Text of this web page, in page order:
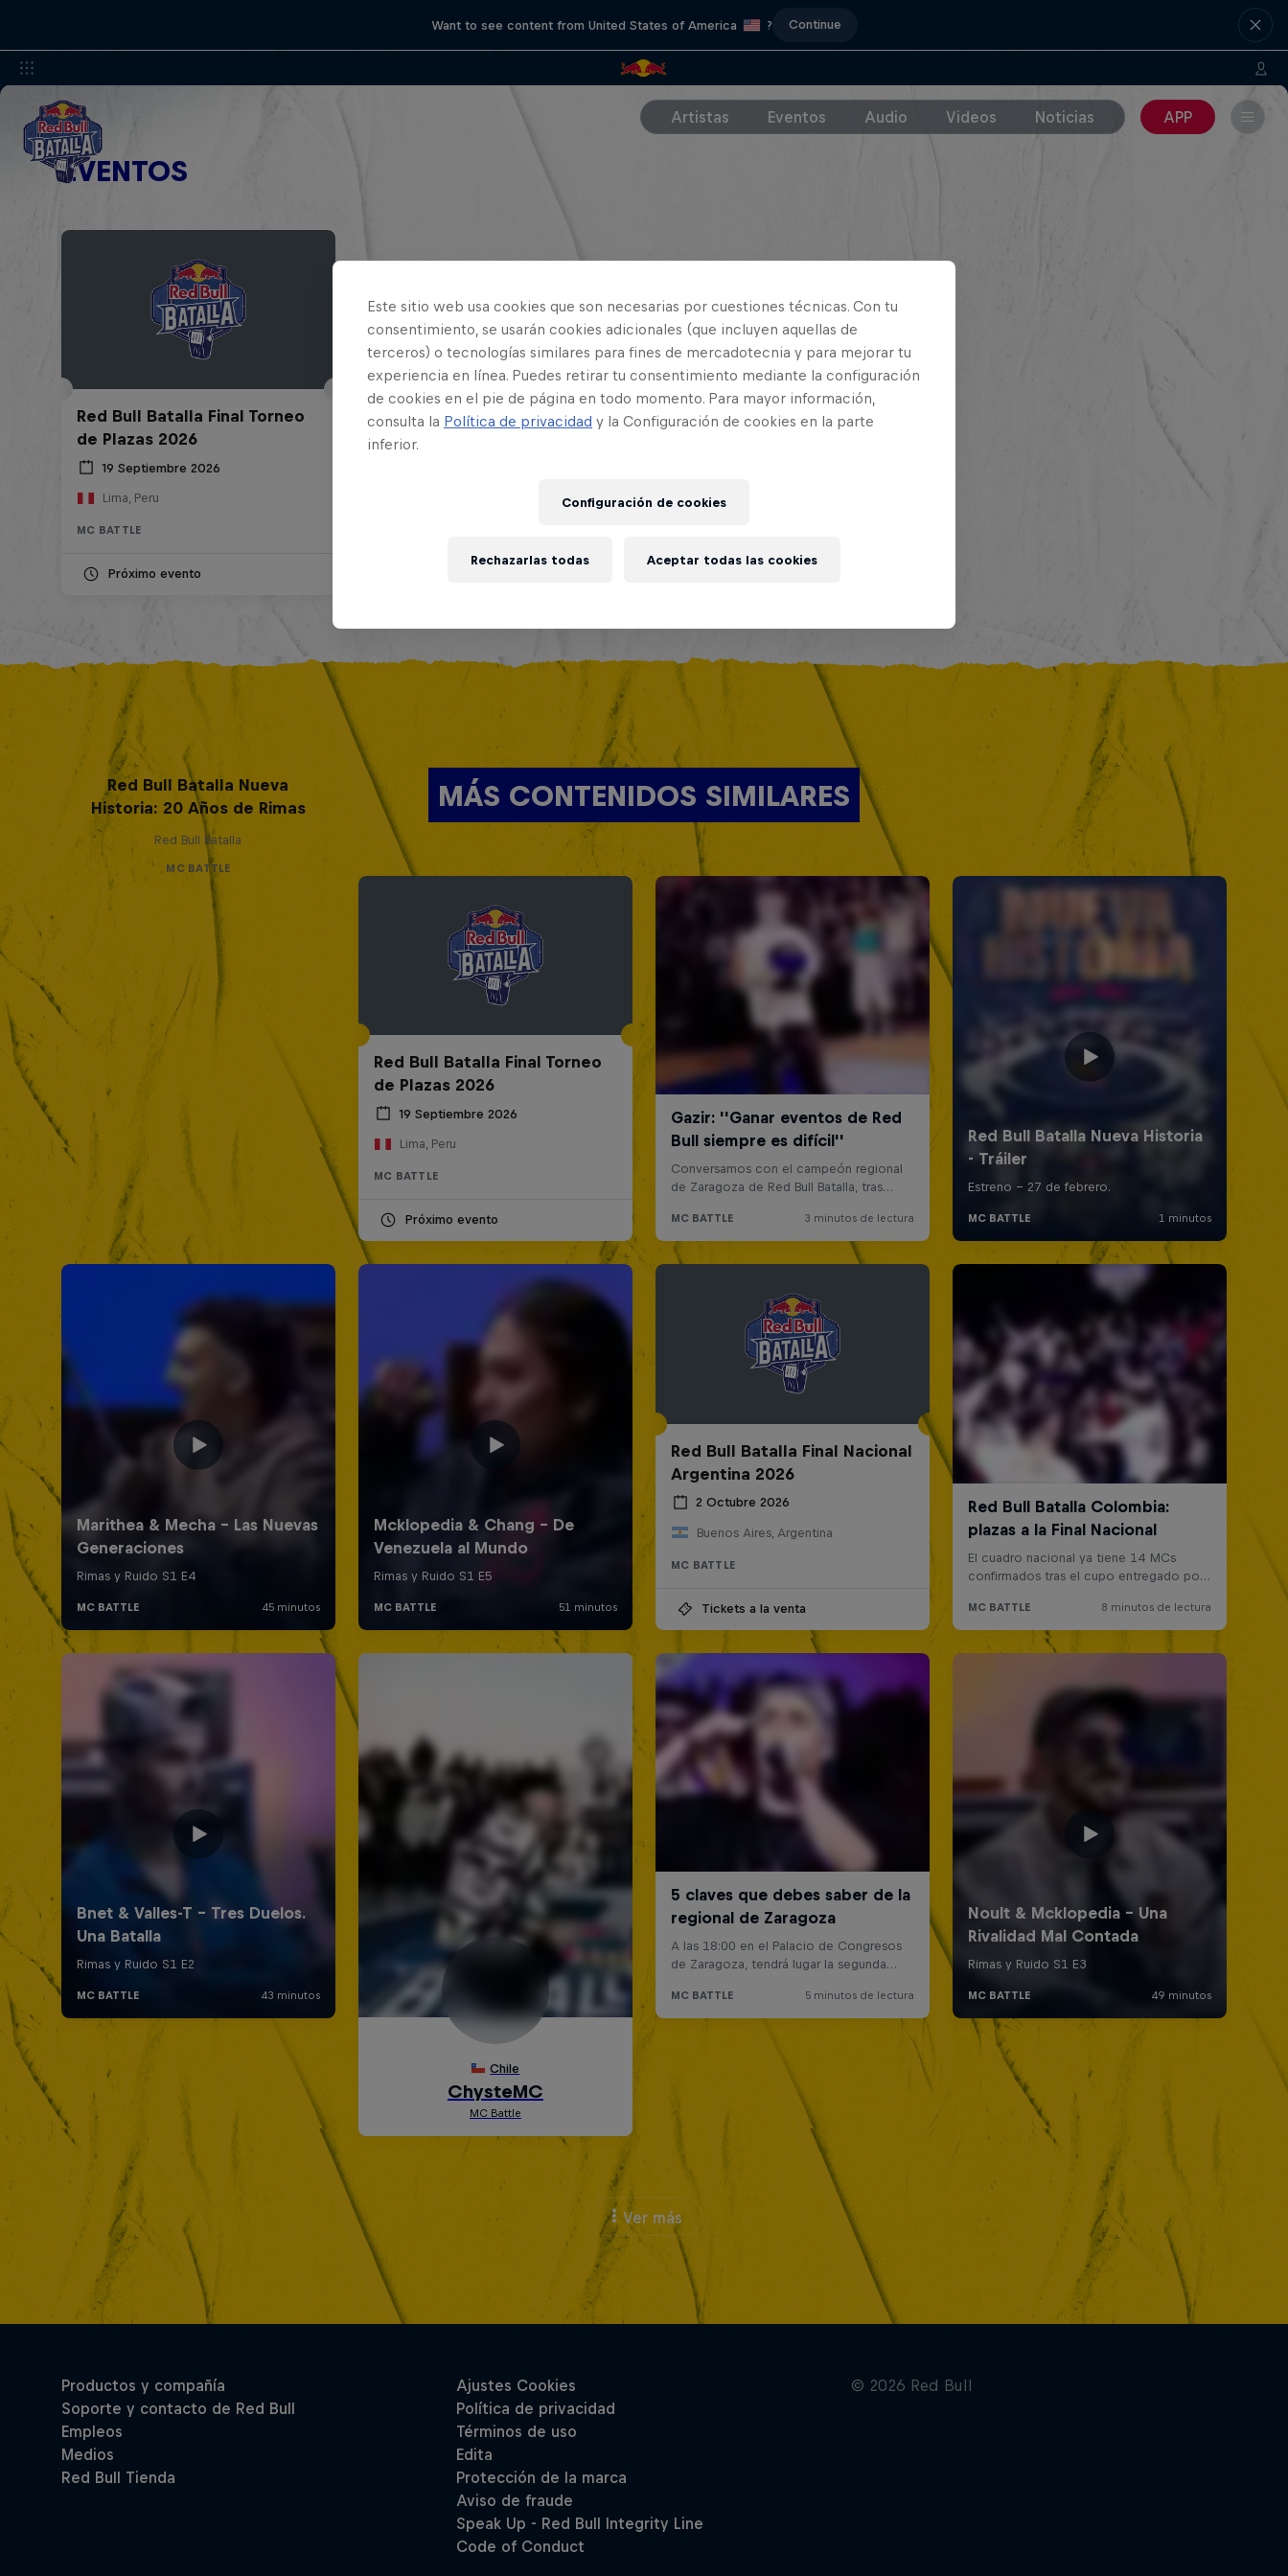
Want to see content from United States of America ? Continue
Artistas Eventos Audio Videos Noticias APP
EVENTOS
Red Bull Batalla Final Torneo
de Plazas 2026
19 Septiembre 2026
Lima, Peru
MC BATTLE
Próximo evento
MÁS CONTENIDOS SIMILARES
Red Bull Batalla Nueva
Historia: 20 Años de Rimas
Red Bull Batalla
MC BATTLE
Red Bull Batalla Final Torneo
de Plazas 2026
19 Septiembre 2026
Lima, Peru
MC BATTLE
Próximo evento
Red Bull Batalla Final Nacional
Argentina 2026
2 Octubre 2026
Buenos Aires, Argentina
MC BATTLE
Tickets a la venta
Ver más
Este sitio web usa cookies que son necesarias por cuestiones técnicas. Con tu
consentimiento, se usarán cookies adicionales (que incluyen aquellas de
terceros) o tecnologías similares para fines de mercadotecnia y para mejorar tu
experiencia en línea. Puedes retirar tu consentimiento mediante la configuración
de cookies en el pie de página en todo momento. Para mayor información,
consulta la Política de privacidad y la Configuración de cookies en la parte
inferior.
Configuración de cookies
Rechazarlas todas Aceptar todas las cookies